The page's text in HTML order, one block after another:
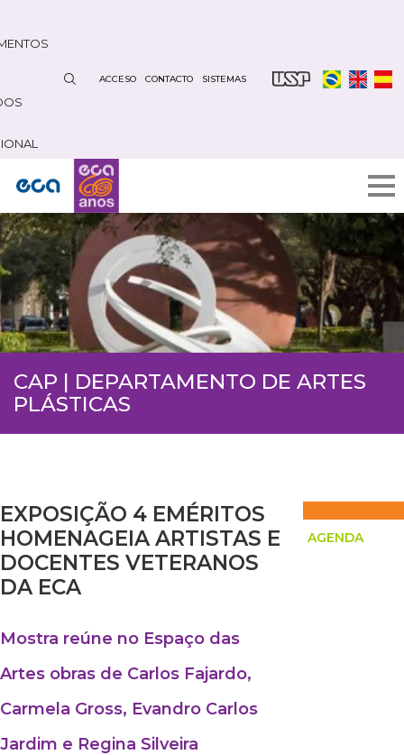
contenido
ACCESO CONTACTO SISTEMAS
CAP | DEPARTAMENTO DE ARTES
PLÁSTICAS
EXPOSIÇÃO 4 EMÉRITOS
HOMENAGEIA ARTISTAS E
DOCENTES VETERANOS
DA ECA
Mostra reúne no Espaço das
Artes obras de Carlos Fajardo,
Carmela Gross, Evandro Carlos
Jardim e Regina Silveira
AGENDA